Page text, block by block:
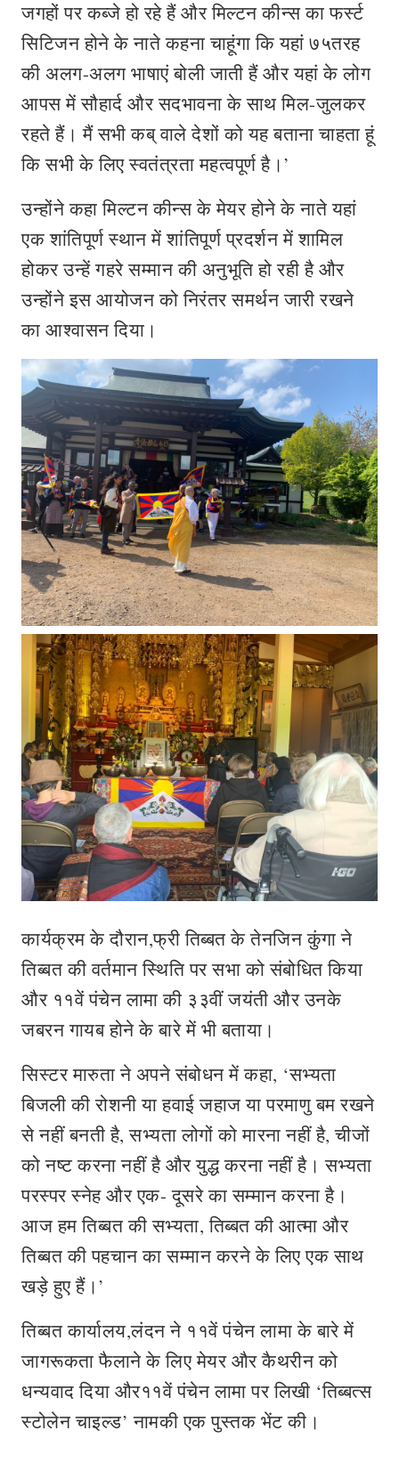
जगहों पर कब्जे हो रहे हैं और मिल्टन कीन्स का फर्स्ट
सिटिजन होने के नाते कहना चाहूंगा कि यहां ७५तरह
की अलग-अलग भाषाएं बोली जाती हैं और यहां के लोग
आपस में सौहार्द और सदभावना के साथ मिल-जुलकर
रहते हैं। मैं सभी कब् वाले देशों को यह बताना चाहता हूं
कि सभी के लिए स्वतंत्रता महत्वपूर्ण है।’
उन्होंने कहा मिल्टन कीन्स के मेयर होने के नाते यहां
एक शांतिपूर्ण स्थान में शांतिपूर्ण प्रदर्शन में शामिल
होकर उन्हें गहरे सम्मान की अनुभूति हो रही है और
उन्होंने इस आयोजन को निरंतर समर्थन जारी रखने
का आश्वासन दिया।
कार्यक्रम के दौरान,फ्री तिब्बत के तेनजिन कुंगा ने
तिब्बत की वर्तमान स्थिति पर सभा को संबोधित किया
और ११वें पंचेन लामा की ३३वीं जयंती और उनके
जबरन गायब होने के बारे में भी बताया।
सिस्टर मारुता ने अपने संबोधन में कहा, ‘सभ्यता
बिजली की रोशनी या हवाई जहाज या परमाणु बम रखने
से नहीं बनती है, सभ्यता लोगों को मारना नहीं है, चीजों
को नष्ट करना नहीं है और युद्ध करना नहीं है। सभ्यता
परस्पर स्नेह और एक- दूसरे का सम्मान करना है।
आज हम तिब्बत की सभ्यता, तिब्बत की आत्मा और
तिब्बत की पहचान का सम्मान करने के लिए एक साथ
खड़े हुए हैं।’
तिब्बत कार्यालय,लंदन ने ११वें पंचेन लामा के बारे में
जागरूकता फैलाने के लिए मेयर और कैथरीन को
धन्यवाद दिया और११वें पंचेन लामा पर लिखी ‘तिब्बत्स
स्टोलेन चाइल्ड’ नामकी एक पुस्तक भेंट की।